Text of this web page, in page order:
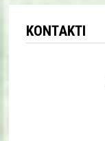
KONTAKTI